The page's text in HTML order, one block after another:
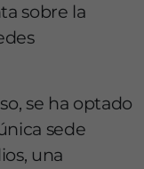
sobre la
se ha optado
sede
una